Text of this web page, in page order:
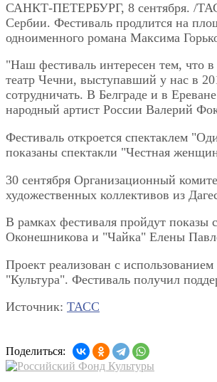
САНКТ-ПЕТЕРБУРГ, 8 сентября. /
Сербии. Фестиваль продлится на
одноименного романа Максима
"Наш фестиваль интересен тем, что
театр Чечни, выступавший у нас в
сотрудничать. В Белграде и в
народный артист России Валерий
Фестиваль откроется спектаклем
показаны спектакли "Честная
30 сентября Организационный
художественных коллективов из
В рамках фестиваля пройдут
Оконешникова и "Чайка" Елены
Проект реализован с
"Культура". Фестиваль получил
Источник: ТАСС
Поделиться: